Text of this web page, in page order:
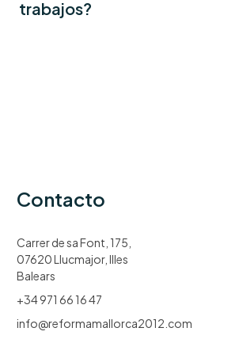
trabajos?
Contacto
Carrer de sa Font, 175,
07620 Llucmajor, Illes
Balears
+34 971 66 16 47
info@reformamallorca2012.com